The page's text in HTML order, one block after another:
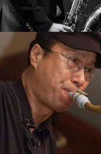
강의보기
임민택